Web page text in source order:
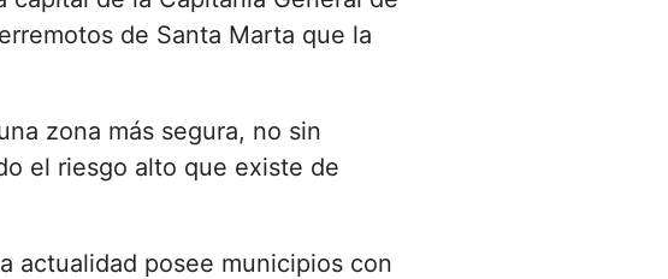
de Santa Marta que la
zona más segura, no sin
el riesgo alto que existe de
actualidad posee municipios con